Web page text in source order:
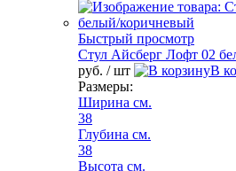
Быстрый просмотр
Стул Айсберг Лофт 02
руб. / шт
В
Размеры:
Ширина см.
38
Глубина см.
38
Высота см.